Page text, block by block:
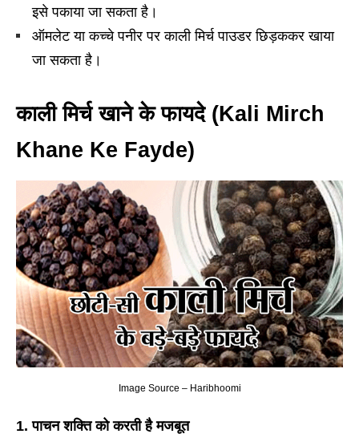
इसे पकाया जा सकता है।
ऑमलेट या कच्चे पनीर पर काली मिर्च पाउडर छिड़ककर खाया
जा सकता है।
काली मिर्च खाने के फायदे (Kali Mirch
Khane Ke Fayde)
Image Source – Haribhoomi
1. पाचन शक्ति को करती है मजबूत